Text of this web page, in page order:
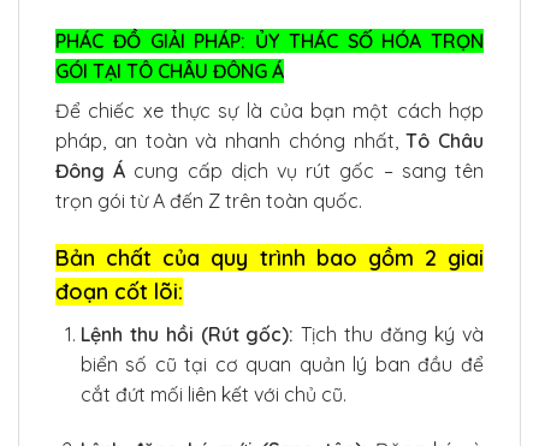
PHÁC ĐỒ GIẢI PHÁP: ỦY THÁC SỐ HÓA TRỌN
GÓI TẠI TÔ CHÂU ĐÔNG Á
Để chiếc xe thực sự là của bạn một cách hợp
pháp, an toàn và nhanh chóng nhất,Tô Châu
Đông Á cung cấp dịch vụ rút gốc – sang tên
trọn gói từ A đến Z trên toàn quốc.
Bản chất của quy trình bao gồm 2 giai
đoạn cốt lõi:
Lệnh thu hồi (Rút gốc): Tịch thu đăng ký và
biển số cũ tại cơ quan quản lý ban đầu để
cắt đứt mối liên kết với chủ cũ.